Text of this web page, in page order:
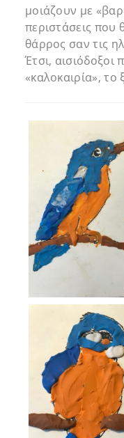
μοιάζουν με
περιστάσεις που
θάρρος σαν τις
Έτσι, αισιόδοξοι
«καλοκαιρία»,